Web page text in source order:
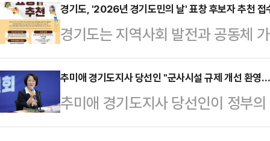
㎖당 500개체수를 초과하면 즉시
기준 초과 시 해당 시군은 지역 주
오염 원인 파…
운영 평가 대상 3개 노선은 서수원~의왕간 고속화도로, 제3경인 고속화도
로, 일산대교다.민자도로 운영평가
수준 향상을 위해 매년 실시하는
지 진행됐으며, 시설물 · 도로 포장
해 심도 있는 점검을 실시했다.이
고속화…
경기도, '2026년 경기도민의 날' 표창 후보자 추천 접
경기도는 지역사회 발전과 공동체
는 30일까지 '2026년 경기도민의
18일 밝혔다.도민 표창은 도 발전
서 경기도의 위상을 높인 도민의 공
△법질서 확립 △농어촌 발전 △사
추미애 경기도지사 당선인 "군사시설 규제 개선 환영
추미애 경기도지사 당선인이 정부
역' 등 군사시설 규제 개선 조치에